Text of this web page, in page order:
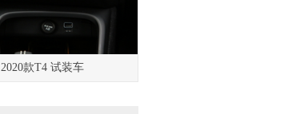
2020款T4 试装车